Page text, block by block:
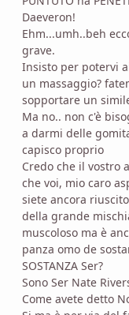
Daeveron!
Ehm...umh..beh
grave.
Insisto per potervi
un massaggio?
sopportare un
Ma no.. non c'è
a darmi delle
capisco proprio
Credo che il vostro
che voi, mio caro
siete ancora
della grande
muscoloso ma è
panza omo de
SOSTANZA Ser?
Sono Ser Nate
Come avete detto